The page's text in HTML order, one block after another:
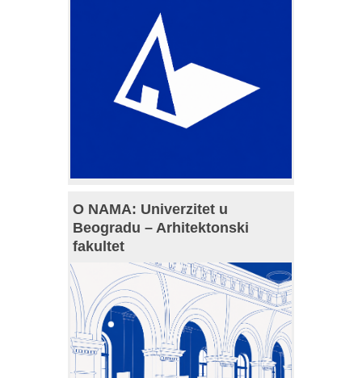
O NAMA: Univerzitet u
Beogradu – Arhitektonski
fakultet